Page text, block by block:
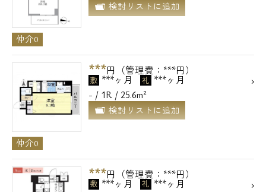
検討リストに追加
仲介0
***円（管理費：***円）
敷 ***ヶ月 礼 ***ヶ月
- / 1R / 25.6m²
検討リストに追加
仲介0
***円（管理費：***円）
敷 ***ヶ月 礼 ***ヶ月